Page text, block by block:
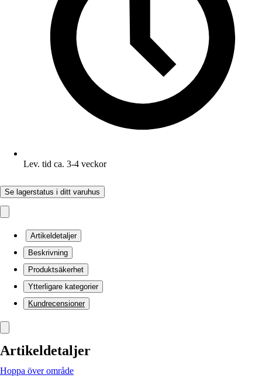
Lev. tid ca. 3-4 veckor
Se lagerstatus i ditt varuhus
Artikeldetaljer
Beskrivning
Produktsäkerhet
Ytterligare kategorier
Kundrecensioner
Artikeldetaljer
Hoppa över område